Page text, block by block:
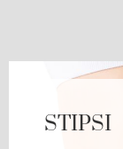
STIPSI